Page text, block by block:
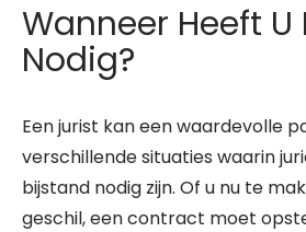
Wanneer Heeft U
Nodig?
Een jurist kan een waardevolle
verschillende situaties waarin
bijstand nodig zijn. Of u nu te
geschil, een contract moet